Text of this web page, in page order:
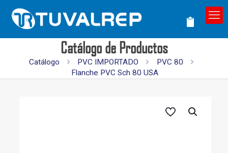
Catálogo de Productos
Catálogo PVC IMPORTADO
PVC 80
Flanche PVC Sch 80 USA